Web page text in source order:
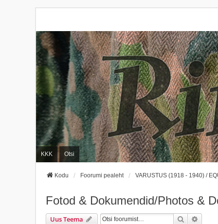
KKK Otsi
Kodu Foorumi pealeht VARUSTUS (1918 - 1940) /
Fotod & Dokumendid/Photos &
Uus Teema Otsi